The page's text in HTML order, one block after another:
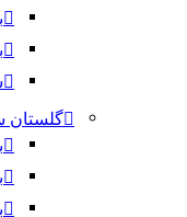
گلستان